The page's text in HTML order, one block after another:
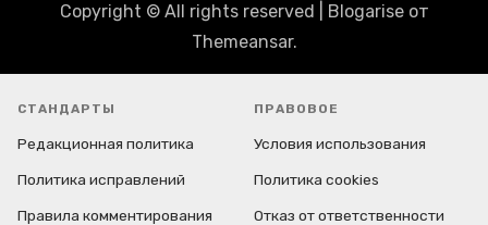
Copyright © All rights reserved Blogariseот
Themeansar.
СТАНДАРТЫ
Редакционная политика
Политика исправлений
Правила комментирования
ПРАВОВОЕ
Условия использования
Политика cookies
Отказ от ответственности